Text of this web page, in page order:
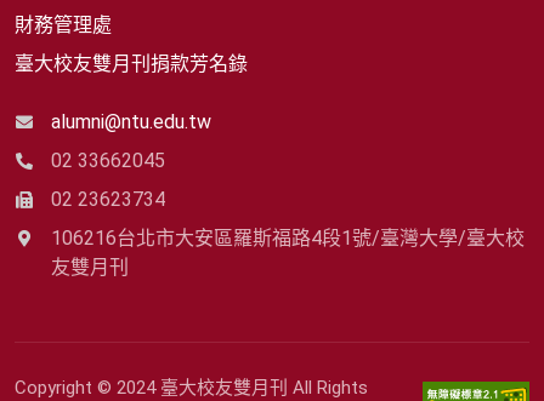
財務管理處
臺大校友雙月刊捐款芳名錄
alumni@ntu.edu.tw
02 33662045
02 23623734
106216台北市大安區羅斯福路4段1號/臺灣大學/臺大校
友雙月刊
Copyright © 2024 臺大校友雙月刊 All Rights